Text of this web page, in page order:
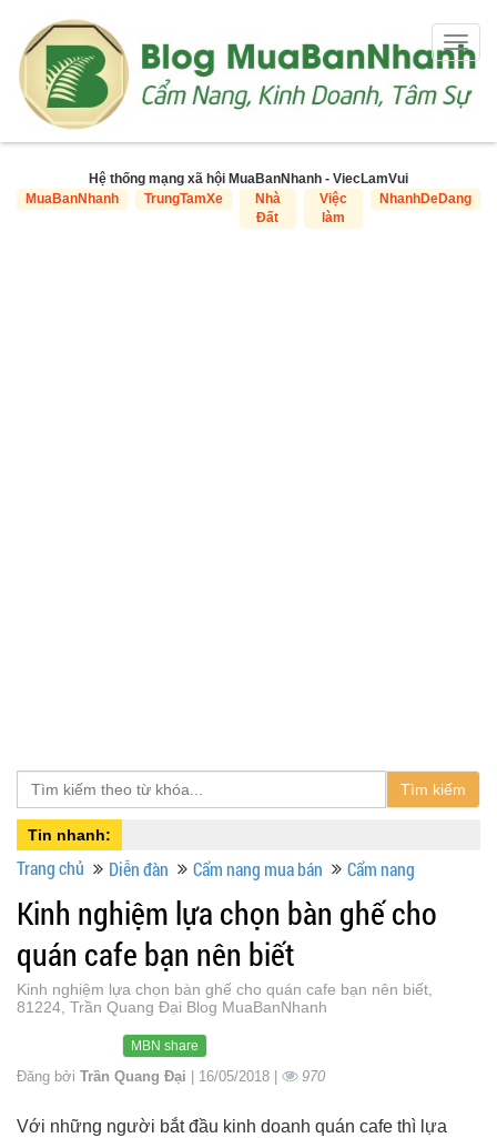
Hệ thống mạng xã hội MuaBanNhanh - ViecLamVui
MuaBanNhanh
TrungTamXe
Nhà
Đất
Việc
làm
NhanhDeDang
Tìm kiếm
Tin nhanh:
Trang chủ Diễn đàn Cẩm nang mua bán Cẩm nang
Kinh nghiệm lựa chọn bàn ghế cho
quán cafe bạn nên biết
Kinh nghiệm lựa chọn bàn ghế cho quán cafe bạn nên biết,
81224, Trần Quang Đại Blog MuaBanNhanh
MBN share
Đăng bởi Trần Quang Đại | 16/05/2018 | 970
Với những người bắt đầu kinh doanh quán cafe thì lựa